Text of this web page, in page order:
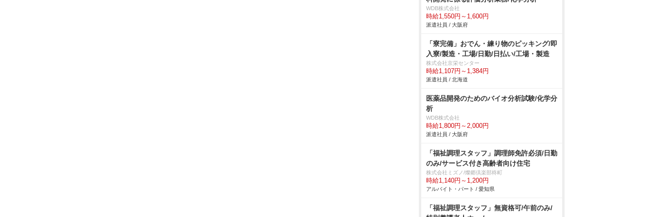
WDB株式会社
時給1,550円～1,600円
派遣社員 / 大阪府
「寮完備」おでん・練り物のピッキング/即
入寮/製造・工場/日勤/日払い/工場・製造
株式会社京栄センター
時給1,107円～1,384円
派遣社員 / 北海道
医薬品開発のためのバイオ分析試験/化学分
析
WDB株式会社
時給1,800円～2,000円
派遣社員 / 大阪府
「福祉調理スタッフ」調理師免許必須/日勤
のみ/サービス付き高齢者向け住宅
株式会社ミズノ/燦郷倶楽部柊町
時給1,140円～1,200円
アルバイト・パート / 愛知県
「福祉調理スタッフ」無資格可/午前のみ/